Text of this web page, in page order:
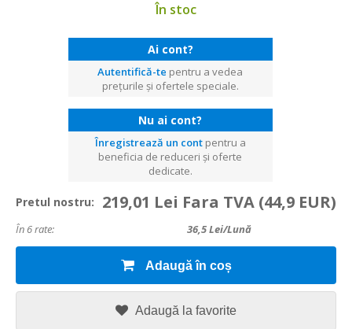
În stoc
Ai cont?
Autentifică-te pentru a vedea
prețurile și ofertele speciale.
Nu ai cont?
Înregistrează un contpentru a
beneficia de reduceri și oferte
dedicate.
Pretul nostru: 219,01 Lei Fara TVA (44,9 EUR)
În 6 rate: 36,5Lei/lună
Adaugă în coș
Adaugă la favorite